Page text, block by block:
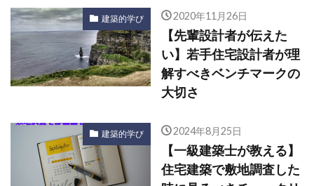
建築的学び 2020年11月26日
【先輩設計者が伝えた
い】若手住宅設計者が理
解すべきベンチマークの
大切さ
建築的学び 2024年8月25日
【一級建築士が教える】
住宅建築で敷地調査した